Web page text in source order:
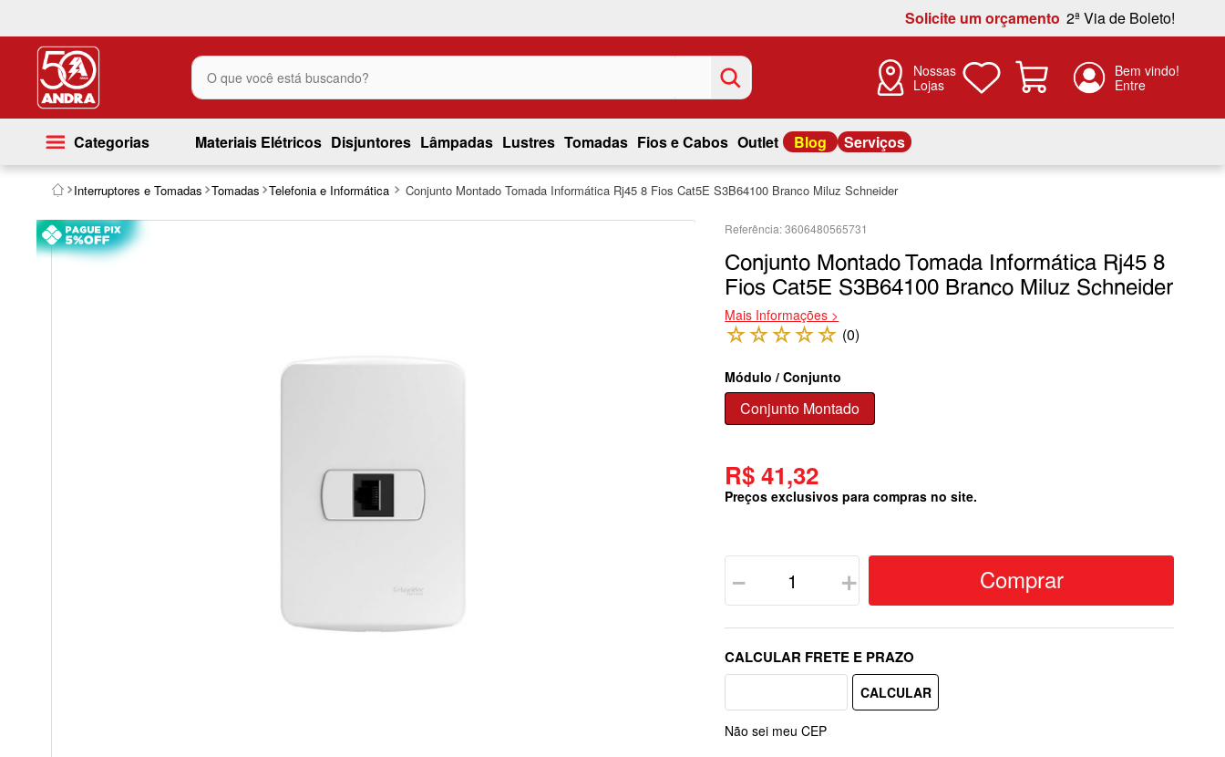
Solicite um orçamento 2ª Via de Boleto!
O que você está buscando?
Nossas
Lojas
Categorias Materiais Elétricos Disjuntores Lâmpadas Lustres Tomadas Fios e Cabos Outlet Blog Serviços
Interruptores e Tomadas Tomadas Telefonia e Informática Conjunto Montado Tomada Informática Rj45 8 Fios Cat5E S3B64100 Branco Miluz Schneider
3606480565731
Conjunto Montado Tomada Informática Rj45 8
Fios Cat5E S3B64100 Branco Miluz Schneider
Mais Informações >
☆☆☆☆☆ (0)
Módulo / Conjunto
Conjunto Montado
R$ 41,32
Preços exclusivos para compras no site.
＋
－ Comprar
Não sei meu CEP